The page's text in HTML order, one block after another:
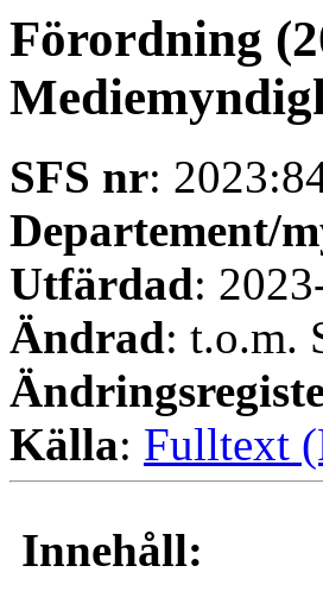
Förordning
SFS nr:
Departement/
Utfärdad:
Ändrad: t.o.m.
Källa: Fulltext
Innehåll: